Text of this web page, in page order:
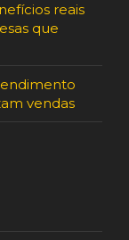
reais
que
vendas